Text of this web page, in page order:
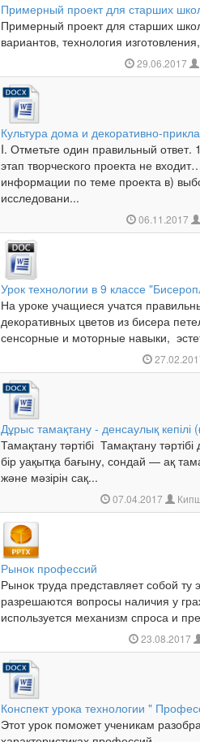
Примерный проект для старших
Примерный проект для старших
вариантов, технология
29.06.2017
Культура дома и декоративно-
I. Отметьте один правильный ответ.
этап творческого проекта не
информации по теме проекта в)
исследовани...
06.11.2017
Урок технологии в 9 классе
На уроке учащиеся учатся
декоративных цветов из бисера
сенсорные и моторные навыки,
Дұрыс тамақтану - денсаулық
Тамақтану тәртібі Тамақтану
бір уақытқа бағыну, сондай — ақ
және мәзірін сақ...
07.04.2017
Рынок профессий
Рынок труда представляет собой ту
разрешаются вопросы наличия у
используется механизм спроса и
23.08.2017
Конспект урока технологии "
Этот урок поможет ученикам